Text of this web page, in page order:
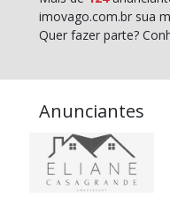
imovago.com.br sua
Quer fazer parte?
Anunciantes